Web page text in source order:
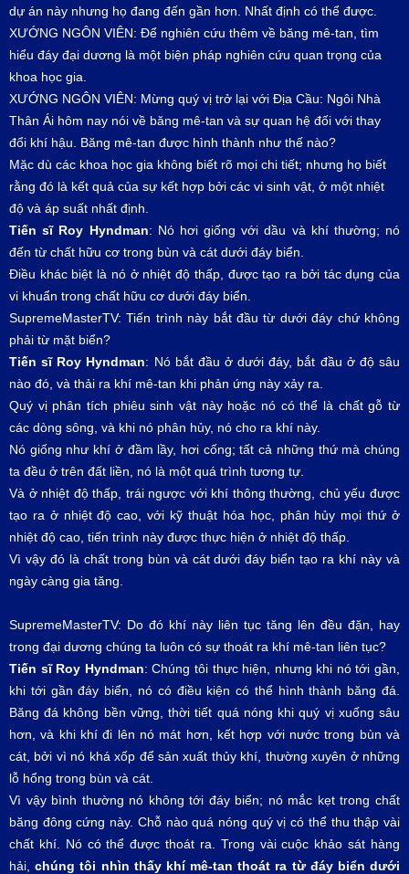
dự án này nhưng họ đang đến gần hơn. Nhất định có thể được.
XƯỚNG NGÔN VIÊN: Để nghiên cứu thêm về băng mê-tan, tìm
hiểu đáy đại dương là một biện pháp nghiên cứu quan trọng của
khoa học gia.
XƯỚNG NGÔN VIÊN: Mừng quý vị trở lại với Địa Cầu: Ngôi Nhà
Thân Ái hôm nay nói về băng mê-tan và sự quan hệ đối với thay
đổi khí hậu. Băng mê-tan được hình thành như thế nào?
Mặc dù các khoa học gia không biết rõ mọi chi tiết; nhưng họ biết
rằng đó là kết quả của sự kết hợp bởi các vi sinh vật, ở một nhiệt
độ và áp suất nhất định.
Tiến sĩ Roy Hyndman: Nó hơi giống với dầu và khí thường; nó
đến từ chất hữu cơ trong bùn và cát dưới đáy biển.
Điều khác biệt là nó ở nhiệt độ thấp, được tạo ra bởi tác dụng của
vi khuẩn trong chất hữu cơ dưới đáy biển.
SupremeMasterTV: Tiến trình này bắt đầu từ dưới đáy chứ không
phải từ mặt biển?
Tiến sĩ Roy Hyndman: Nó bắt đầu ở dưới đáy, bắt đầu ở độ sâu
nào đó, và thải ra khí mê-tan khi phản ứng này xảy ra.
Quý vị phân tích phiêu sinh vật này hoặc nó có thể là chất gỗ từ
các dòng sông, và khi nó phân hủy, nó cho ra khí này.
Nó giống như khí ở đầm lầy, hơi cống; tất cả những thứ mà chúng
ta đều ở trên đất liền, nó là một quá trình tương tự.
Và ở nhiệt độ thấp, trái ngược với khí thông thường, chủ yếu được
tạo ra ở nhiệt độ cao, với kỹ thuật hóa học, phân hủy mọi thứ ở
nhiệt độ cao, tiến trình này được thực hiện ở nhiệt độ thấp.
Vì vậy đó là chất trong bùn và cát dưới đáy biển tạo ra khí này và
ngày càng gia tăng.
SupremeMasterTV: Do đó khí này liên tục tăng lên đều đặn, hay
trong đại dương chúng ta luôn có sự thoát ra khí mê-tan liên tục?
Tiến sĩ Roy Hyndman: Chúng tôi thực hiện, nhưng khi nó tới gần,
khi tới gần đáy biển, nó có điều kiện có thể hình thành băng đá.
Băng đá không bền vững, thời tiết quá nóng khi quý vị xuống sâu
hơn, và khi khí đi lên nó mát hơn, kết hợp với nước trong bùn và
cát, bởi vì nó khá xốp để sản xuất thủy khí, thường xuyên ở những
lỗ hổng trong bùn và cát.
Vì vậy bình thường nó không tới đáy biển; nó mắc kẹt trong chất
băng đông cứng này. Chỗ nào quá nóng quý vị có thể thu thập vài
chất khí. Nó có thể được thoát ra. Trong vài cuộc khảo sát hàng
hải,chúng tôi nhìn thấy khí mê-tan thoát ra từ đáy biển dưới